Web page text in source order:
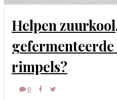
Helpen zuurkool, yoghurt en
rimpels?
0